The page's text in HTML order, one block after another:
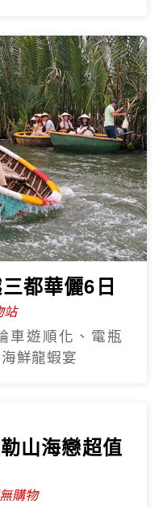
都華儷6日
站
車遊順化、電瓶
鮮龍蝦宴
山海戀超值
購物